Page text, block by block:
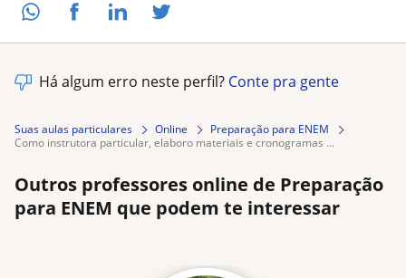
Há algum erro neste perfil? Conte pra gente
Suas aulas particulares Online
Preparação para ENEM
como instrutora particular, elaboro materiais e cronogramas ...
Outros professores online de Preparação
para ENEM que podem te interessar